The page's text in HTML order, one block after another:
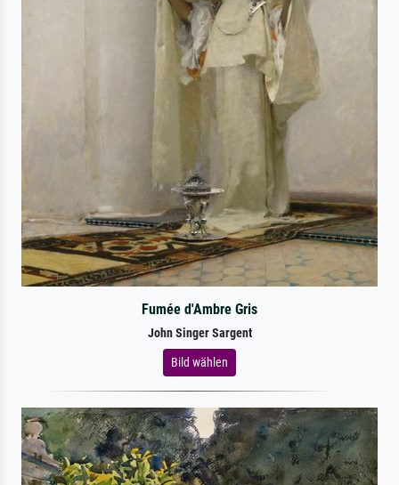
Fumée d'Ambre Gris
John Singer Sargent
Bild wählen